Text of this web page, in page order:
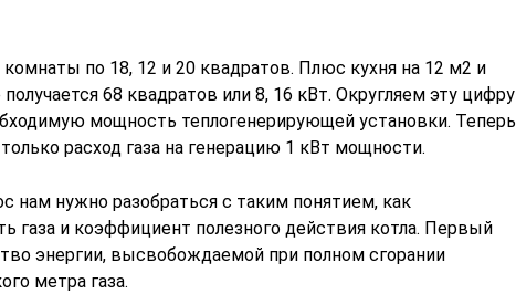
комнаты по 18, 12 и 20 квадратов. Плюс кухня на 12 м2 и
68 квадратов или 8, 16 кВт. Округляем эту цифру
мощность теплогенерирующей установки. Теперь
расход газа на генерацию 1 кВт мощности.
нам нужно разобраться с таким понятием, как
газа и коэффициент полезного действия котла. Первый
энергии, высвобождаемой при полном сгорании
метра газа.